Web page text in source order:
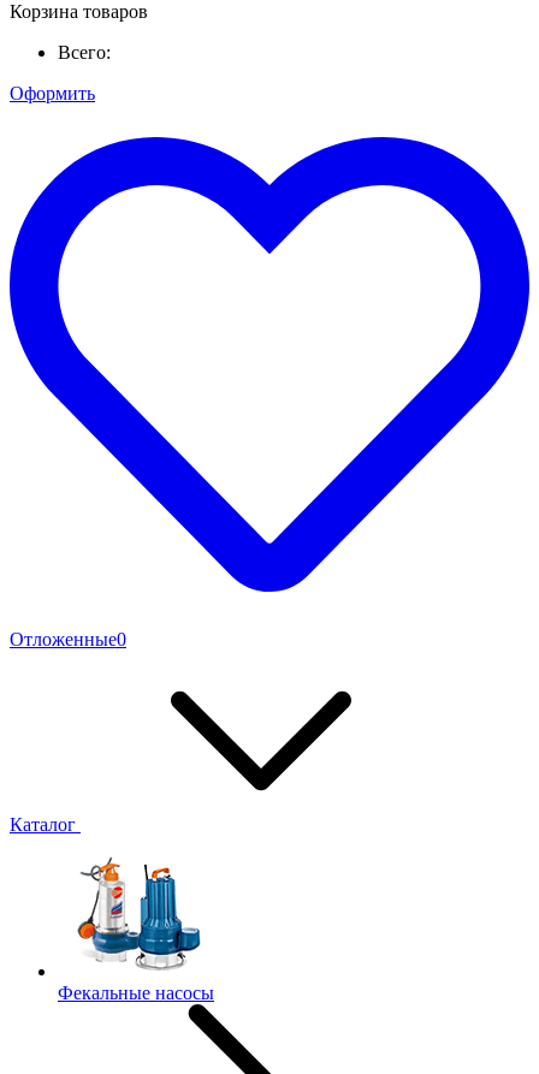
Корзина товаров
Всего:
Оформить
Отложенные0
Каталог
Фекальные насосы